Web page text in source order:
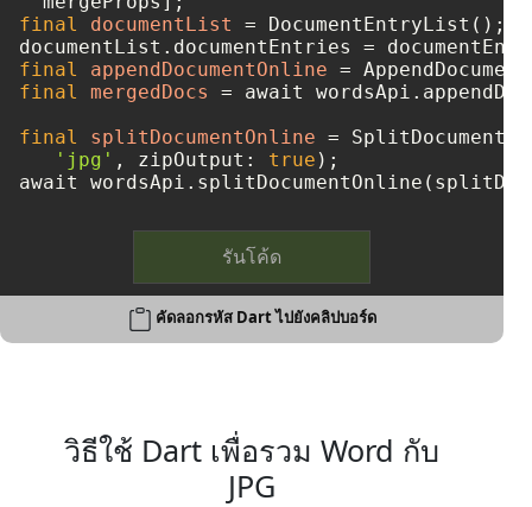
final
documentList = DocumentEntryList();
final
appendDocumentOnline =
final
mergedDocs = await
final
splitDocumentOnline =
'jpg' , zipOutput: true );
รันโค้ด
คัดลอกรหัส Dart ไปยังคลิปบอร์ด
วิธีใช้ Dart เพื่อรวม Word กับ
JPG